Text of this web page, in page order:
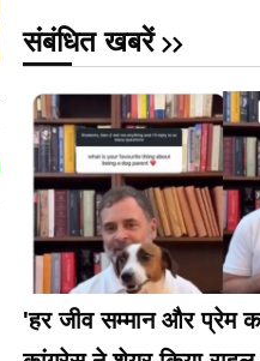
संबंधित खबरें
'हर जीव सम्मान और प्रेम